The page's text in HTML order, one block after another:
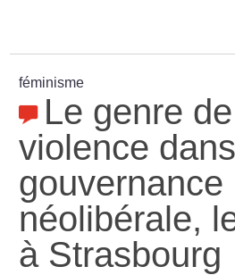
féminisme
Le genre
violence
gouvernance
néolibérale,
à Strasbourg